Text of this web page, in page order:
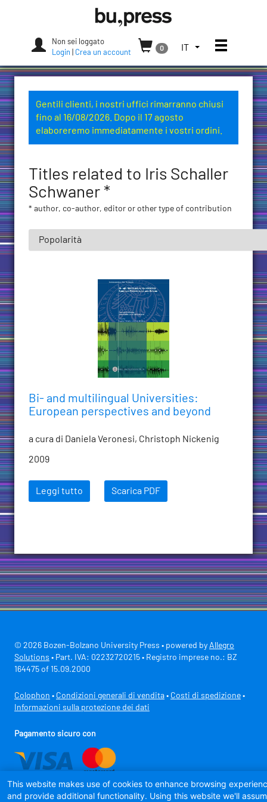
Press
Non sei loggato
Login
Crea un account
0
SELEZIONA
LINGUA.
ATTUALE:
(ITALIA)
IT Apri/
Gentili clienti, i nostri uffici rimarranno chiusi
fino al 16/08/2026. Dopo il 17 agosto
elaboreremo immediatamente i vostri ordini.
Titles related to Iris Schaller
Schwaner *
* author, co-author, editor or other type of contribution
Bi- and multilingual Universities:
European perspectives and beyond
a cura di Daniela Veronesi, Christoph Nickenig
2009
Leggi tutto Scarica PDF
© 2026 Bozen-Bolzano University Press • powered by Allegro
Solutions • Part. IVA: 02232720215 • Registro imprese no.: BZ
164475 of 15.09.2000
Colophon • Condizioni generali di vendita • Costi di spedizione •
Informazioni sulla protezione dei dati
Pagamento sicuro con
This website makes use of cookies to enhance browsing
and provide additional functionality. Using this website we'll